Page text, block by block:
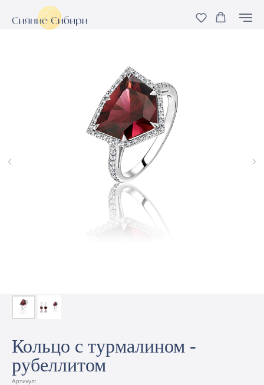
Кольцо с турмалином -
рубеллитом
Артикул: